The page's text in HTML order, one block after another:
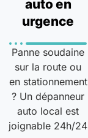
auto en
urgence
Panne soudaine
sur la route ou
en stationnement
? Un dépanneur
auto local est
joignable 24h/24